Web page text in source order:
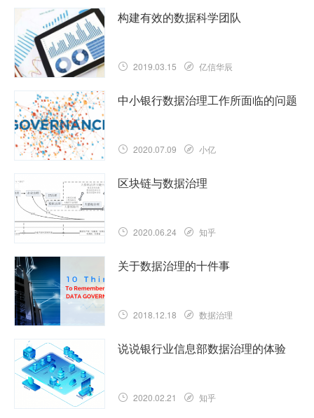
构建有效的数据科学团队
2019.03.15 亿信华辰
中小银行数据治理工作所面临的问题
2020.07.09 小亿
区块链与数据治理
2020.06.24 知乎
关于数据治理的十件事
2018.12.18 数据治理
说说银行业信息部数据治理的体验
2020.02.21 知乎